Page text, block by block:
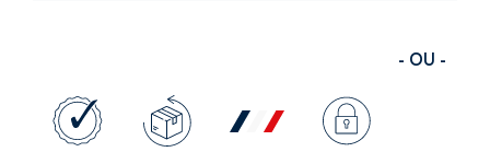
- OU -